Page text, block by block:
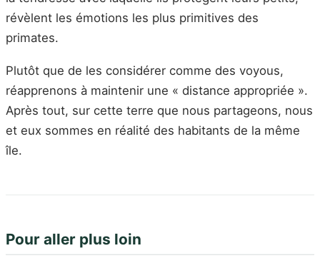
révèlent les émotions les plus primitives des
primates.
Plutôt que de les considérer comme des voyous,
réapprenons à maintenir une « distance appropriée ».
Après tout, sur cette terre que nous partageons, nous
et eux sommes en réalité des habitants de la même
île.
Pour aller plus loin